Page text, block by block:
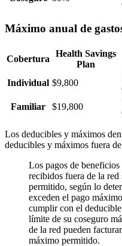
Máximo anual de
Cobertura
Health Savings
Plan
Individual $9,800
Familiar $19,800
Los deducibles y máximos
deducibles y máximos fuera
Los pagos de
recibidos fuera de la red
permitido, según lo
exceden el pago
cumplir con el
límite de su coseguro
de la red pueden
máximo permitido.